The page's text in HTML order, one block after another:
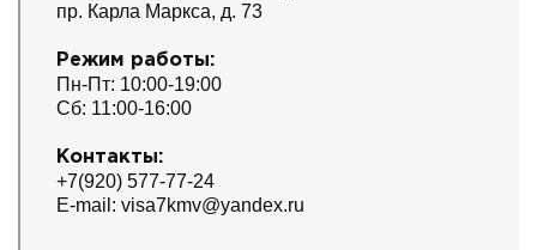
пр. Карла Маркса, д. 73
Режим работы:
Пн-Пт: 10:00-19:00
Сб: 11:00-16:00
Контакты:
+7(920) 577-77-24
E-mail: visa7kmv@yandex.ru